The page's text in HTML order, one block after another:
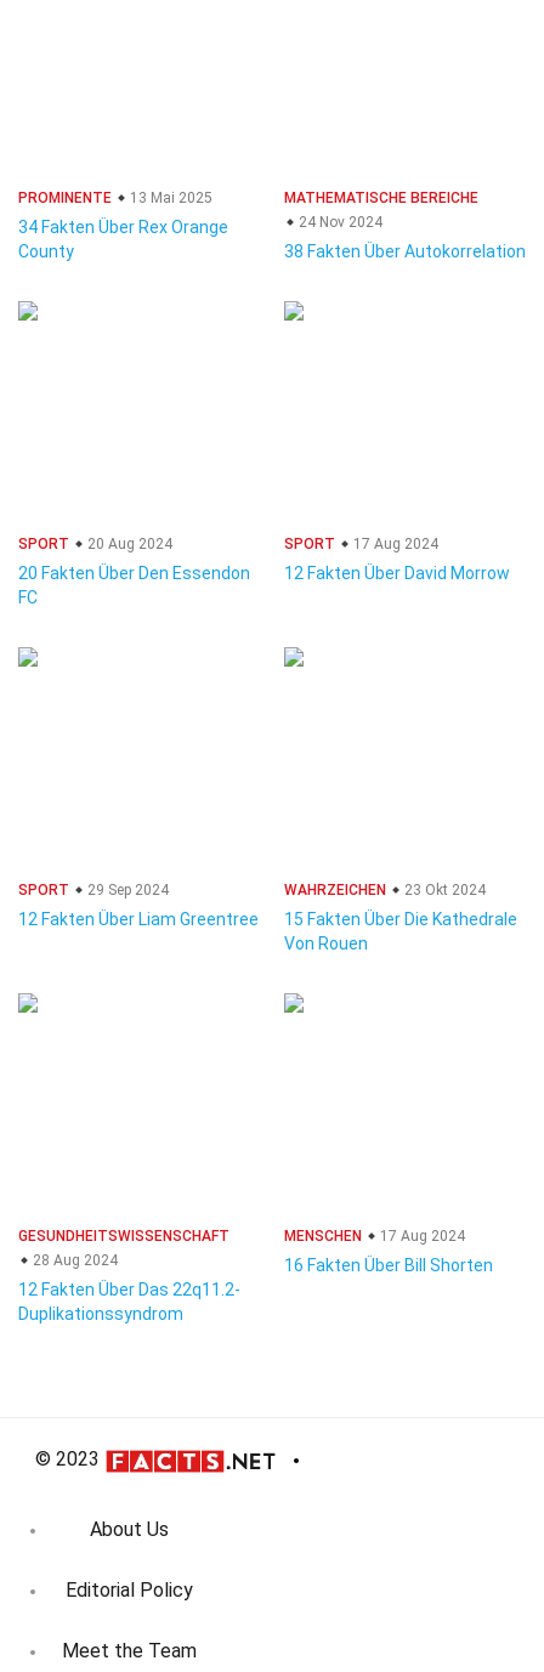
PROMINENTE 13 Mai 2025
34 Fakten Über Rex Orange
County
MATHEMATISCHE BEREICHE
24 Nov 2024
38 Fakten Über Autokorrelation
SPORT 20 Aug 2024
20 Fakten Über Den Essendon
FC
SPORT 17 Aug 2024
12 Fakten Über David Morrow
SPORT 29 Sep 2024
12 Fakten Über Liam Greentree
WAHRZEICHEN 23 Okt 2024
15 Fakten Über Die Kathedrale
Von Rouen
GESUNDHEITSWISSENSCHAFT
28 Aug 2024
12 Fakten Über Das 22q11.2-
Duplikationssyndrom
MENSCHEN 17 Aug 2024
16 Fakten Über Bill Shorten
© 2023
About Us
Editorial Policy
Meet the Team